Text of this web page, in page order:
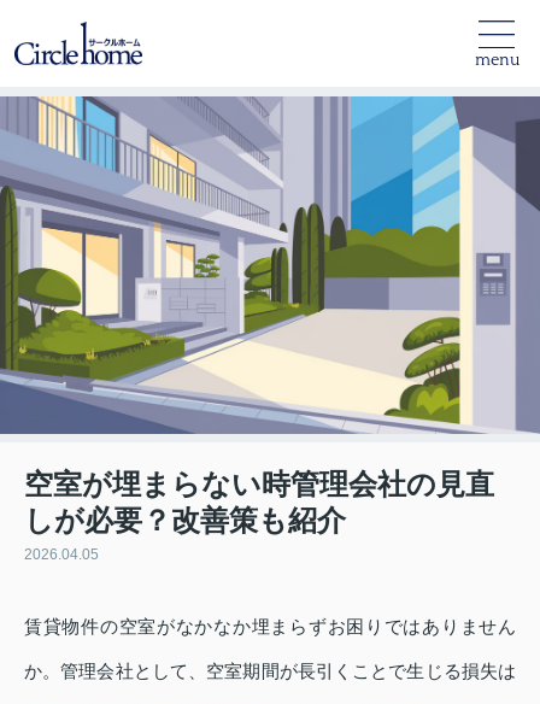
menu
空室が埋まらない時管理会社の見直
しが必要？改善策も紹介
2026.04.05
賃貸物件の空室がなかなか埋まらずお困りではありません
か。管理会社として、空室期間が長引くことで生じる損失は